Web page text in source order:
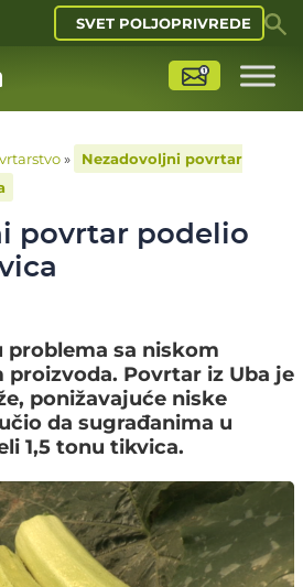
SVET POLJOPRIVREDE
»
Nezadovoljni povrtar
povrtar podelio
problema sa niskom
Povrtar iz Uba je
ponižavajuće niske
da sugrađanima u
1,5 tonu tikvica.